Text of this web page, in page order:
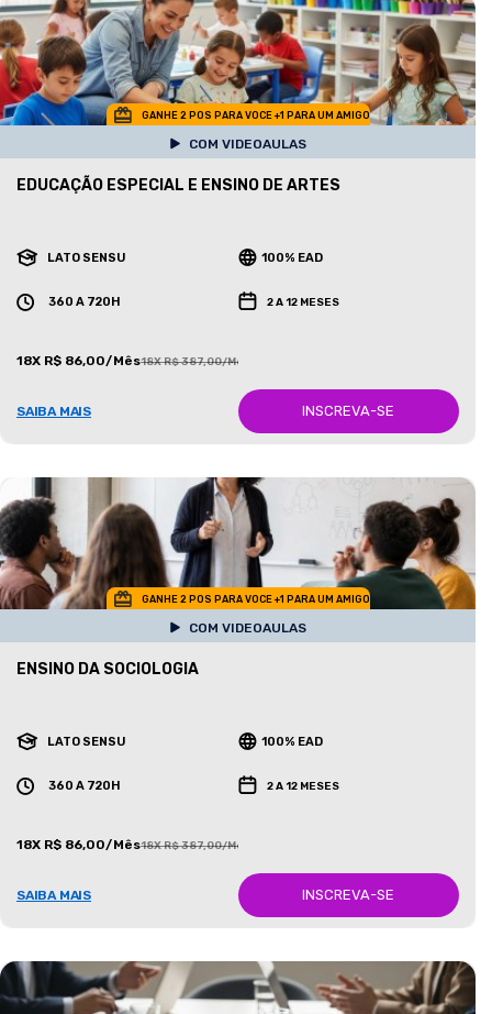
GANHE 2 POS PARA VOCE +1 PARA UM AMIGO
COM VIDEOAULAS
EDUCAÇÃO ESPECIAL E ENSINO DE ARTES
LATO SENSU 100% EAD
360 A 720H 2 A 12 MESES
18X R$ 86,00/Mês18X R$ 387,00/Mês
SAIBA MAIS INSCREVA-SE
GANHE 2 POS PARA VOCE +1 PARA UM AMIGO
COM VIDEOAULAS
ENSINO DA SOCIOLOGIA
LATO SENSU 100% EAD
360 A 720H 2 A 12 MESES
18X R$ 86,00/Mês18X R$ 387,00/Mês
SAIBA MAIS INSCREVA-SE